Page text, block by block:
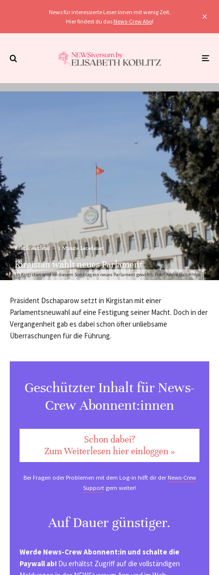
News für interessierte Leser:innen mit wenig Zeit.
Hier findest du das News-Crew Abo!
In Kirgistan wird an diesem Sonntag ein neues Parlament gewählt. Foto: André Ballin/dpa
Politik Ausland · 1 Minute Lesedauer
Kirgistan wählt neues Parlament
Präsident Dschaparow setzt in Kirgistan mit einer
Parlamentsneuwahl auf eine Festigung seiner Macht. Doch in der
Vergangenheit gab es dabei schon öfter unliebsame
Überraschungen für die Führung.
Geschützter Inhalt für News-
Crew Abonnent:innen
Schon dabei?
Zum Weiterlesen hier einloggen »
Bei Fragen oder Problemen mit dem Log-in hilft dir derNews-Crew
Support gern weiter!
Auf Dauer günstiger.
Werde News-Crew Abonnent:in und schalte die
Paywall ab! Du erhältst Zugriff auf die vollständigen